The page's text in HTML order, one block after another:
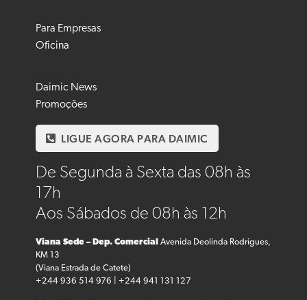
Para Empresas
Oficina
Daimic News
Promoções
LIGUE AGORA PARA DAIMIC
De Segunda à Sexta das 08h às
17h
Aos Sábados de 08h às 12h
Viana Sede – Dep. Comercial
Avenida Deolinda Rodrigues,
KM 13
(Viana Estrada de Catete)
+244 936 514 976 | +244 941 131 127